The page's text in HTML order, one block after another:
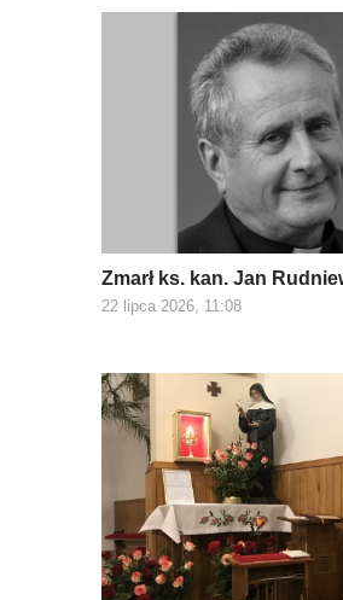
Zmarł ks. kan. Jan
22 lipca 2026, 11:08